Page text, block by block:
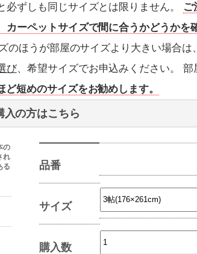
ずしも同じサイズとは限りません。 ご
ーペットサイズで間に合うかどうかを
のほうが部屋のサイズより大きい場合は
び、希望サイズでお申込みください。 部
短めのサイズをお勧めします。
入の方はこちら
の
れ
る
品番
サイズ
購入数